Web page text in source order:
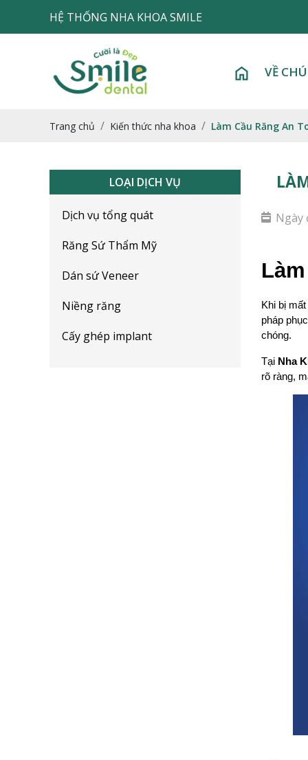
HỆ THỐNG NHA KHOA SMILE
VỀ
Trang chủ Kiến thức nha khoa Làm Cầu Răng An
LOẠI DỊCH VỤ
Dịch vụ tổng quát
Răng Sứ Thẩm Mỹ
Dán sứ Veneer
Niềng răng
Cấy ghép implant
Ngày
Khi bị
pháp
chóng.
Tại Nha
rõ ràng,